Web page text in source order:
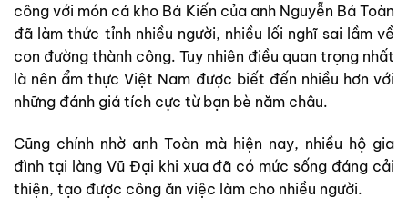
công với món cá kho Bá Kiến của anh Nguyễn Bá Toàn
đã làm thức tỉnh nhiều người, nhiều lối nghĩ sai lầm về
con đường thành công. Tuy nhiên điều quan trọng nhất
là nên ẩm thực Việt Nam được biết đến nhiều hơn với
những đánh giá tích cực từ bạn bè năm châu.
Cũng chính nhờ anh Toàn mà hiện nay, nhiều hộ gia
đình tại làng Vũ Đại khi xưa đã có mức sống đáng cải
thiện, tạo được công ăn việc làm cho nhiều người.